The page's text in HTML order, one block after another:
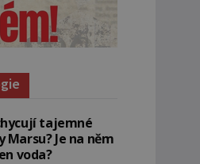
tajemné
Marsu? Je na něm
voda?